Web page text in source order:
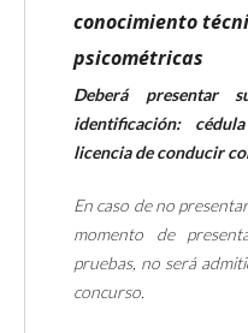
conocimiento
psicométricas
Deberá presentar
identificación:
licencia de conducir
En caso de no
momento de
pruebas, no será
concurso.